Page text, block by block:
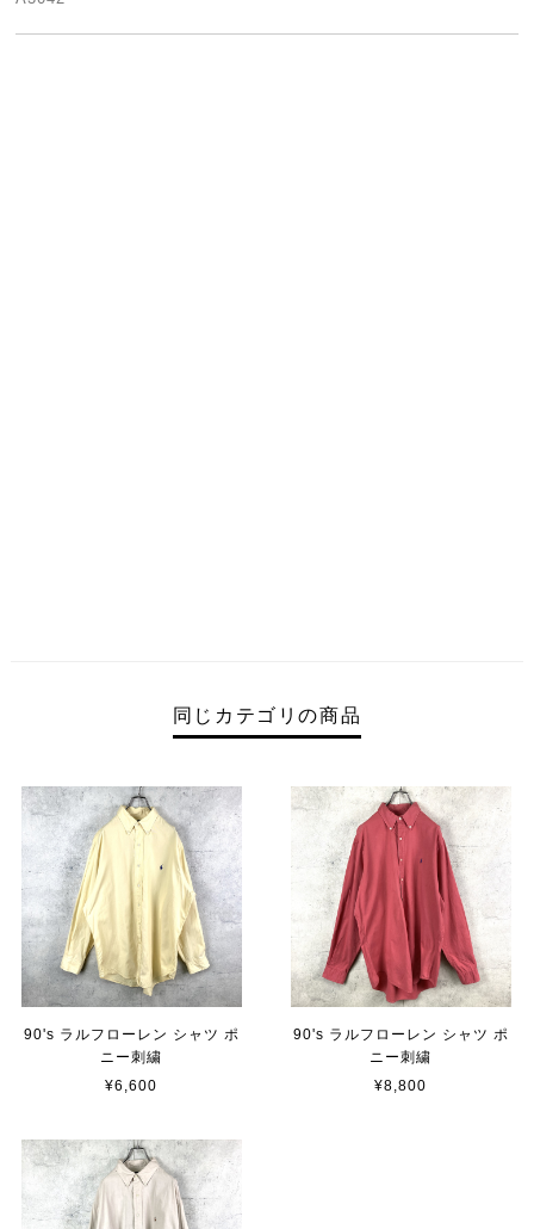
同じカテゴリの商品
90's ラルフローレン シャツ ポ
ニー刺繍
¥6,600
90's ラルフローレン シャツ ポ
ニー刺繍
¥8,800